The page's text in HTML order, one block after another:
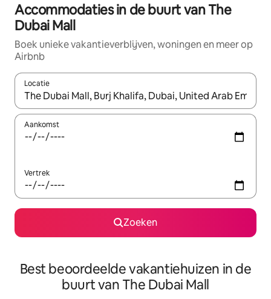
Accommodaties in de buurt van The
Dubai Mall
Boek unieke vakantieverblijven, woningen en meer op
Airbnb
Locatie
Wanneer er resultaten beschikbaar zijn, maak je een keuze
Aankomst
Vertrek
Zoeken
Best beoordeelde vakantiehuizen in de
buurt van The Dubai Mall